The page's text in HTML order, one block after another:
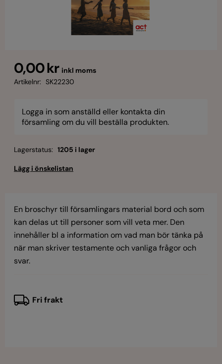
0,00 kr inkl moms
Artikelnr: SK22230
Logga in som anställd eller kontakta din
församling om du vill beställa produkten.
Lagerstatus: 1205 i lager
En broschyr till församlingars material bord och som
kan delas ut till personer som vill veta mer. Den
innehåller bl a information om vad man bör tänka på
när man skriver testamente och vanliga frågor och
svar.
Fri frakt